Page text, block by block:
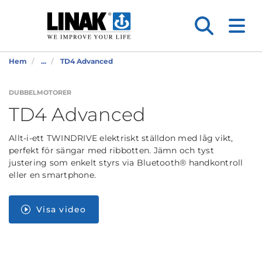
Hem ... TD4 Advanced
DUBBELMOTORER
TD4 Advanced
Allt-i-ett TWINDRIVE elektriskt ställdon med låg vikt,
perfekt för sängar med ribbotten. Jämn och tyst
justering som enkelt styrs via Bluetooth® handkontroll
eller en smartphone.
Visa video